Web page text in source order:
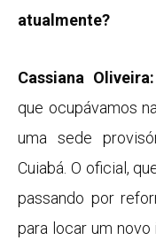
atualmente?
Cassiana Oliveira:
que ocupávamos
uma sede
Cuiabá. O oficial,
passando por
para locar um novo